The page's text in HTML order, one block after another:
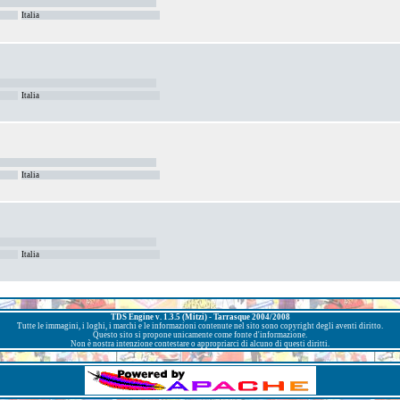
Italia
Italia
Italia
Italia
TDS Engine v. 1.3.5 (Mitzi) - Tarrasque 2004/2008
Tutte le immagini, i loghi, i marchi e le informazioni contenute nel sito sono copyright degli aventi diritto.
Questo sito si propone unicamente come fonte d'informazione.
Non è nostra intenzione contestare o appropriarci di alcuno di questi diritti.